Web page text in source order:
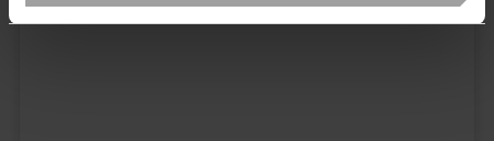
Vorgenannten finden Sie in dieserCookieerklärung. In